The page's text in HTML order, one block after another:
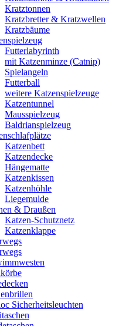
Kratztonnen
Kratzbretter & Kratzwellen
Kratzbäume
Futterlabyrinth
mit Katzenminze (Catnip)
Spielangeln
Futterball
weitere Katzenspielzeuge
Katzentunnel
Mausspielzeug
Baldrianspielzeug
Katzenbett
Katzendecke
Hängematte
Katzenkissen
Katzenhöhle
Liegemulde
& Draußen
Katzen-Schutznetz
Katzenklappe
Sicherheitsleuchten